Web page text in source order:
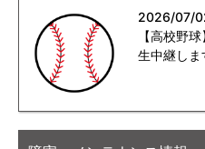
2026/07/
【高校野
生中継しま